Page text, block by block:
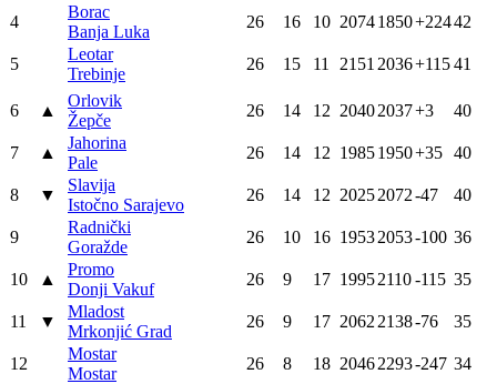
4
Borac
Banja Luka
26 16 10 20741850+22442
5
Leotar
Trebinje
26 15 11 2151 2036+11541
6 ▲
Orlovik
Žepče
26 14 12 20402037+3 40
7 ▲
Jahorina
Pale
26 14 12 19851950+35 40
8 ▼
Slavija
Istočno Sarajevo
26 14 12 20252072-47 40
9
Radnički
Goražde
26 10 16 19532053-100 36
10 ▲
Promo
Donji Vakuf
26 9 17 19952110-115 35
11 ▼
Mladost
Mrkonjić Grad
26 9 17 2062 2138-76 35
12
Mostar
Mostar
26 8 18 20462293-247 34